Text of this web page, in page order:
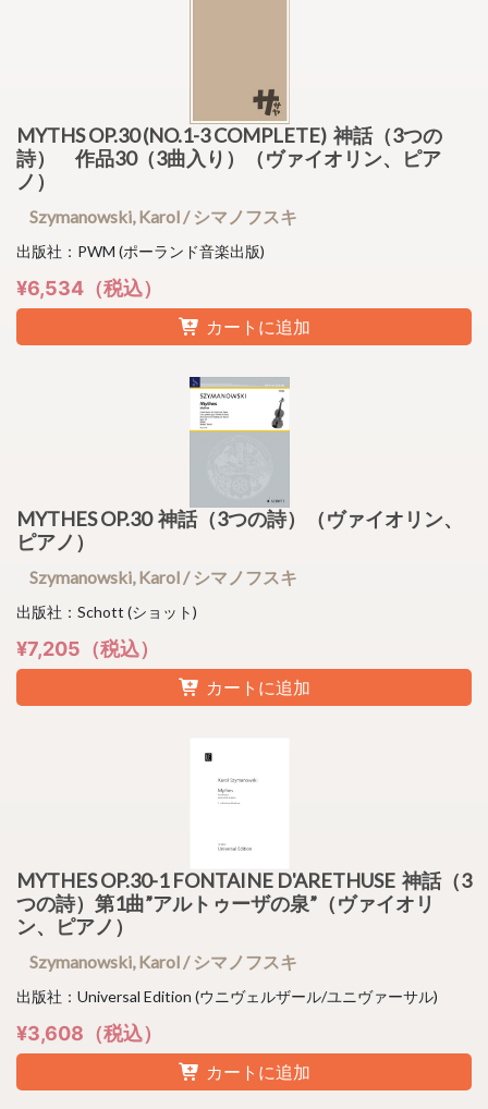
MYTHS OP.30 (NO.1-3 COMPLETE) 神話（3つの
詩） 作品30（3曲入り）（ヴァイオリン、ピア
ノ）
Szymanowski, Karol / シマノフスキ
出版社：PWM (ポーランド音楽出版)
¥6,534（税込）
カートに追加
MYTHES OP.30 神話（3つの詩）（ヴァイオリン、
ピアノ）
Szymanowski, Karol / シマノフスキ
出版社：Schott (ショット)
¥7,205（税込）
カートに追加
MYTHES OP.30-1 FONTAINE D'ARETHUSE 神話（3
つの詩）第1曲”アルトゥーザの泉”（ヴァイオリ
ン、ピアノ）
Szymanowski, Karol / シマノフスキ
出版社：Universal Edition (ウニヴェルザール/ユニヴァーサル)
¥3,608（税込）
カートに追加